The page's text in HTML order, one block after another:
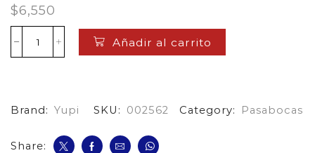
$6,550
Papitas
Rizadas
cantidad
Añadir al carrito
Brand: Yupi SKU: 002562 Category: Pasabocas
Share: